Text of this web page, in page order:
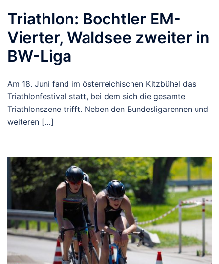
Triathlon: Bochtler EM-
Vierter, Waldsee zweiter in
BW-Liga
Am 18. Juni fand im österreichischen Kitzbühel das
Triathlonfestival statt, bei dem sich die gesamte
Triathlonszene trifft. Neben den Bundesligarennen und
weiteren […]